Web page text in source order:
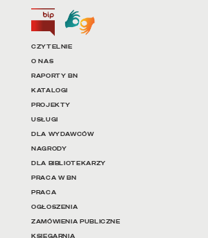
Biuletyn Informacji Publicznej
Tłumacz języka migowego
Linki do
CZYTELNIE
O NAS
RAPORTY BN
KATALOGI
PROJEKTY
USŁUGI
DLA WYDAWCÓW
NAGRODY
DLA BIBLIOTEKARZY
PRACA W BN
PRACA
OGŁOSZENIA
ZAMÓWIENIA PUBLICZNE
KSIĘGARNIA